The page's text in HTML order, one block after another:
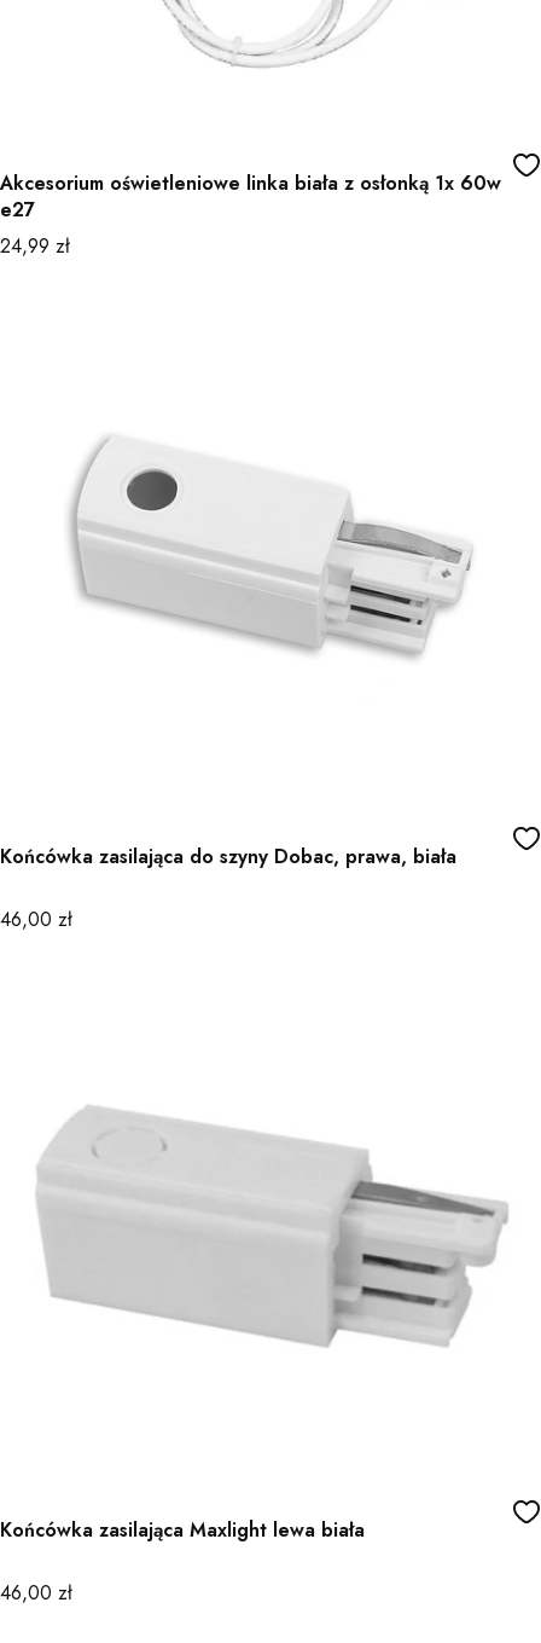
Akcesorium oświetleniowe linka biała z osłonką 1x 60w
e27
Cena
24,99 zł
Końcówka zasilająca do szyny Dobac, prawa, biała
Cena
46,00 zł
Końcówka zasilająca Maxlight lewa biała
Cena
46,00 zł